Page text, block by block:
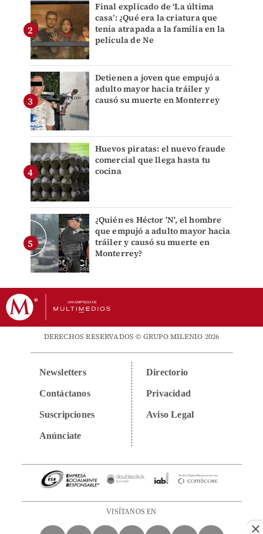
Final explicado de ‘La última
casa’: ¿Qué era la criatura que
tenía atrapada a la familia en la
película de Ne
Detienen a joven que empujó a
adulto mayor hacia tráiler y
causó su muerte en Monterrey
Huevos piratas: el nuevo fraude
comercial que llega hasta tu
cocina
¿Quién es Héctor 'N', el hombre
que empujó a adulto mayor hacia
tráiler y causó su muerte en
Monterrey?
DERECHOS RESERVADOS © GRUPO MILENIO 2026
Newsletters
Contáctanos
Suscripciones
Anúnciate
Directorio
Privacidad
Aviso Legal
VISÍTANOS EN